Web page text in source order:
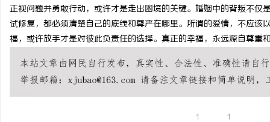
正视问题并勇敢行动，或许才是走出困境的关键。婚姻中的背叛不
试修复，都必须清楚自己的底线和尊严在哪里。所谓的爱情，不应
福，或许放手才是对彼此负责任的选择。真正的幸福，永远源自尊重
1 1